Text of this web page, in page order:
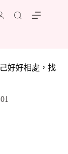
好好相處，找